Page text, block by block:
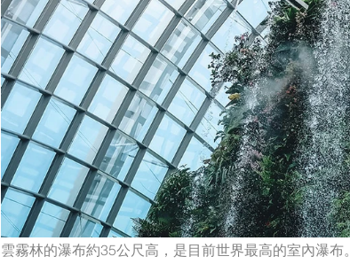
雲霧林的瀑布約35公尺高，是目前世界最高的室內瀑布。